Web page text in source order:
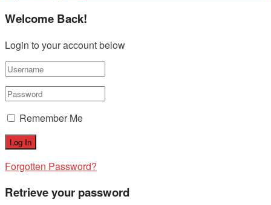
Welcome Back!
Login to your account below
Remember Me
Forgotten Password?
Retrieve your password